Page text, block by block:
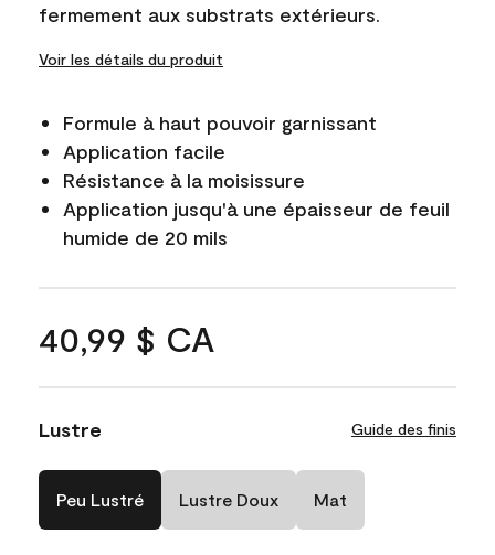
fermement aux substrats extérieurs.
Voir les détails du produit
Formule à haut pouvoir garnissant
Application facile
Résistance à la moisissure
Application jusqu'à une épaisseur de feuil
humide de 20 mils
40,99 $ CA
Lustre Guide des finis
Peu Lustré Lustre Doux Mat